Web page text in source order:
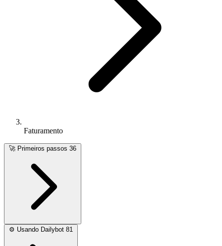
Faturamento
🚀 Primeiros passos 36
⚙️ Usando Dailybot 81